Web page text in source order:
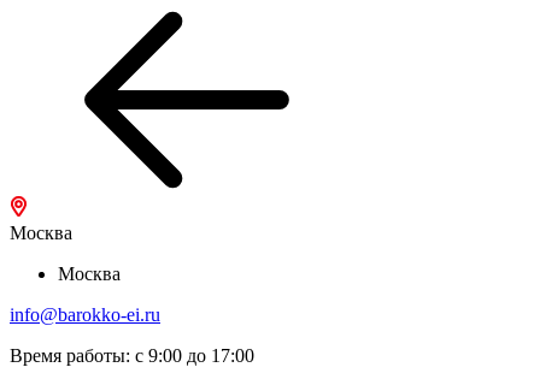
Москва
Москва
info@barokko-ei.ru
Время работы: с 9:00 до 17:00